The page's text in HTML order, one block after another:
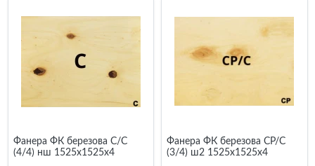
Фанера ФК березова C/C
(4/4) нш 1525x1525x4
Фанера ФК березова CP/C
(3/4) ш2 1525x1525x4